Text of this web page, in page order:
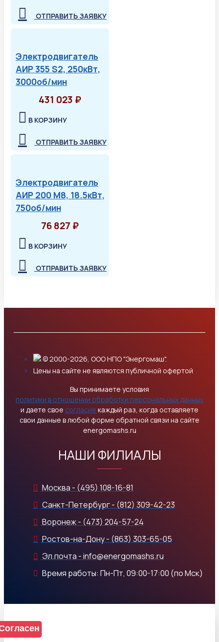
ОТПРАВИТЬ ЗАЯВКУ
Электродвигатель
АИР 355 S2, 250кВт,
3000об/мин
431 023 ₽
В КОРЗИНУ
ОТПРАВИТЬ ЗАЯВКУ
Электродвигатель
АИР 200 М8, 18.5кВт,
750об/мин
76 827 ₽
В КОРЗИНУ
ОТПРАВИТЬ ЗАЯВКУ
© 2000-2026, ООО НПО "Энергомаш".
Цены на сайте не являются публичной офертой
Вы принимаете условия
политики в отношении обработки персональных данных
и даете свое согласие каждый раз, когда оставляете
свои данные в любой форме обратной связи на сайте
energomashs.ru
НАШИ ФИЛИАЛЫ
Москва - (495) 108-16-81
Санкт-Петербург - (812) 309-42-23
Воронеж - (473) 204-57-24
Ростов-на-Дону - (863) 303-65-05
Эл.почта - info@energomashs.ru
Время работы: Пн-Пт, 09:00-17:00 (по Мск)